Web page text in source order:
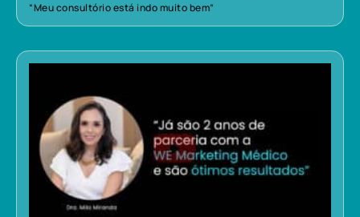
“Meu consultório está indo muito bem”